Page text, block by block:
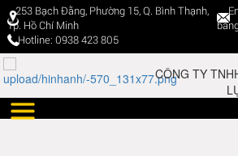
253 Bạch Đằng, Phường 15, Q. Bình Thạnh,
Tp. Hồ Chí Minh
Hotline: 0938 423 805